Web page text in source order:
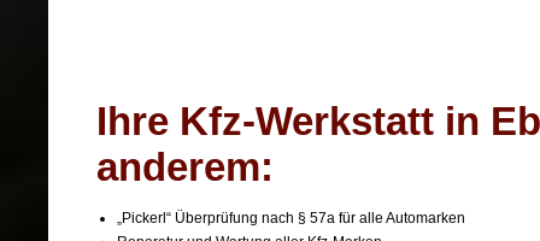
Ihre Kfz-Werkstatt in
anderem:
„Pickerl“ Überprüfung nach § 57a für alle Automarken